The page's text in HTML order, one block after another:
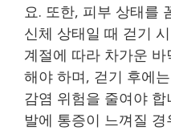
요. 또한, 피부 상태를
신체 상태일 때 걷기
계절에 따라 차가운
해야 하며, 걷기 후에
감염 위험을 줄여야
발에 통증이 느껴질